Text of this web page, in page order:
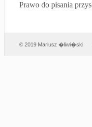
Prawo do pisania
© 2019 Mariusz �liwi�ski